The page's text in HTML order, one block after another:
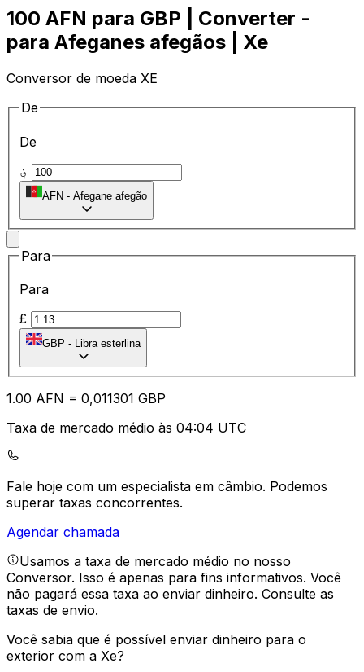
100 AFN para GBP | Converter -
para Afeganes afegãos | Xe
Conversor de moeda XE
De
De
AFN - Afegane afegão
Para
Para
£
GBP - Libra esterlina
1.00 AFN = 0,011301 GBP
Taxa de mercado médio às 04:04 UTC
Fale hoje com um especialista em câmbio. Podemos
superar taxas concorrentes.
Agendar chamada
Usamos a taxa de mercado médio no nosso
Conversor. Isso é apenas para fins informativos. Você
não pagará essa taxa ao enviar dinheiro. Consulte as
taxas de envio.
Você sabia que é possível enviar dinheiro para o
exterior com a Xe?